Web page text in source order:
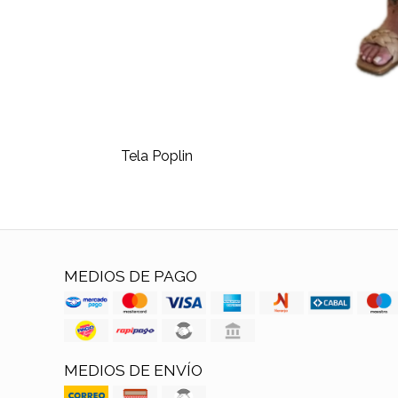
Tela Poplin
MEDIOS DE PAGO
MEDIOS DE ENVÍO